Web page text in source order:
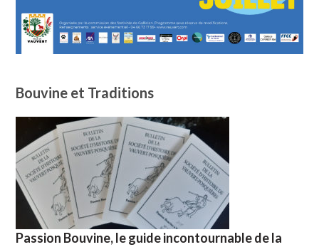
Bouvine et Traditions
Passion Bouvine, le guide incontournable de la